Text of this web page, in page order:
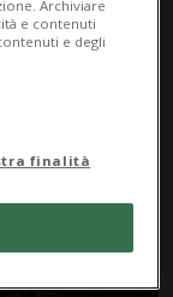
Archiviare
e contenuti
e degli
finalità